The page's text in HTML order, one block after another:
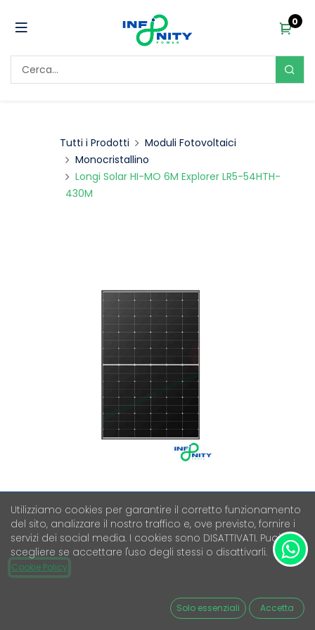
0
Tutti i Prodotti
Moduli Fotovoltaici
Monocristallino
Longi Solar HI-MO 6M Explorer LR5-54HTH-
430M
LONGI SOLAR HI-MO 6M EXPLORER
LR5-54HTH-430M
Utilizziamo cookies per garantire il corretto funzionamento
del sito, analizzare il nostro traffico e, ove previsto, fornire i
servizi dei social media. I cookies sono DISATTIVATI. Puoi
scegliere se accettare l'uso degli stessi o disattivarli.
Cookie Policy
Solo essenziali Accetta